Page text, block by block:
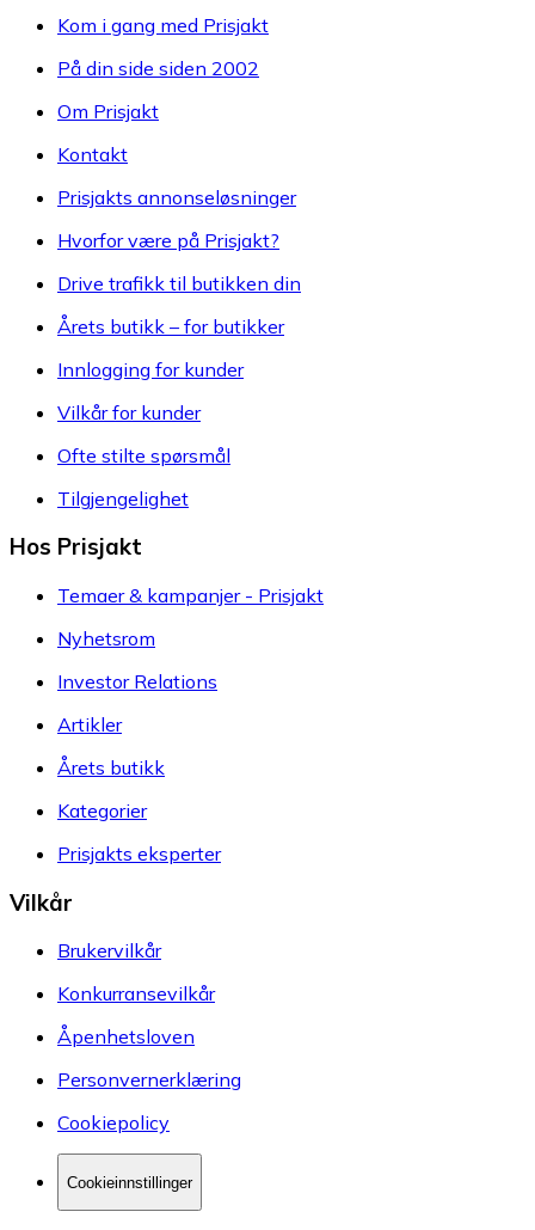
Kom i gang med Prisjakt
På din side siden 2002
Om Prisjakt
Kontakt
Prisjakts annonseløsninger
Hvorfor være på Prisjakt?
Drive trafikk til butikken din
Årets butikk – for butikker
Innlogging for kunder
Vilkår for kunder
Ofte stilte spørsmål
Tilgjengelighet
Hos Prisjakt
Temaer & kampanjer - Prisjakt
Nyhetsrom
Investor Relations
Artikler
Årets butikk
Kategorier
Prisjakts eksperter
Vilkår
Brukervilkår
Konkurransevilkår
Åpenhetsloven
Personvernerklæring
Cookiepolicy
Cookieinnstillinger